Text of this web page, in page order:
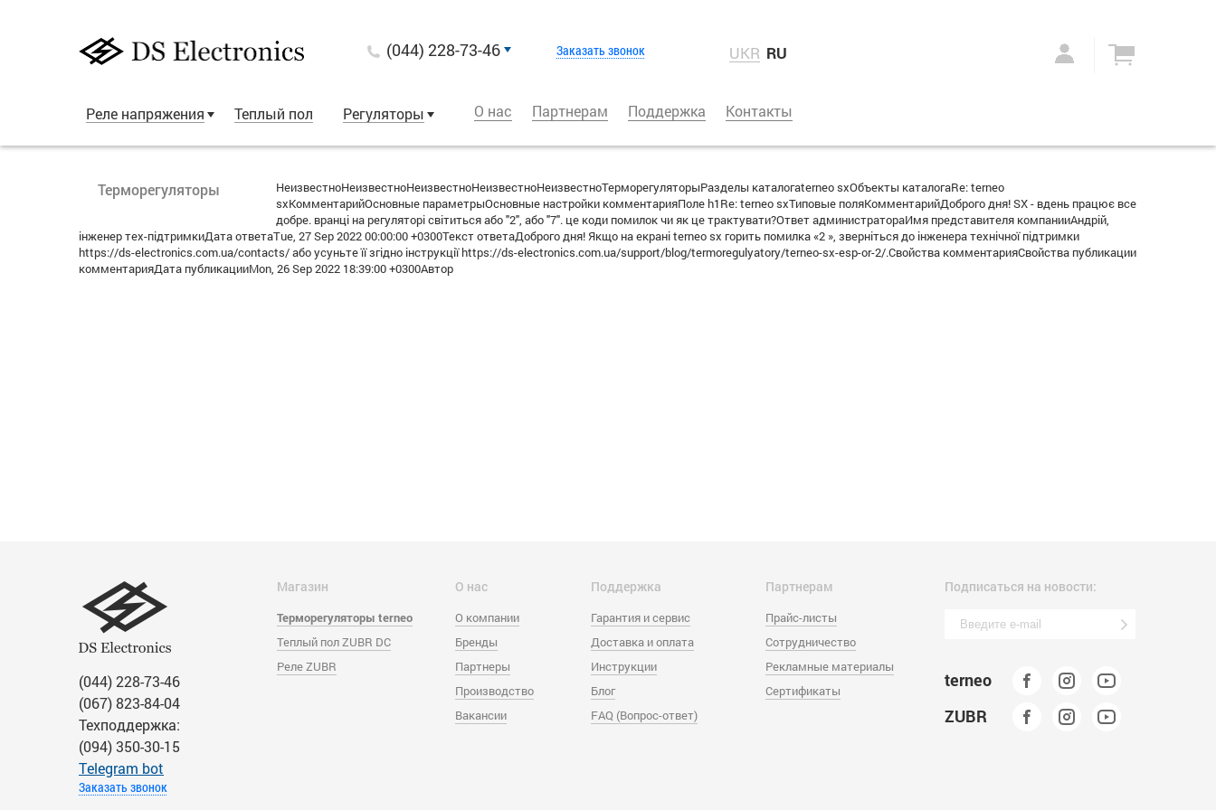
(044) 228-73-46 Заказать звонок UKR RU
Реле напряжения Теплый пол Регуляторы О нас Партнерам Поддержка Контакты
Терморегуляторы
НеизвестноНеизвестноНеизвестноНеизвестноНеизвестноТерморегуляторыРазделы каталогаterneo sxОбъекты каталогаRe: terneo
sxКомментарийОсновные параметрыОсновные настройки комментарияПоле h1Re: terneo sxТиповые поляКомментарийДоброго дня! SX - вдень працює все
добре. вранці на регуляторі світиться або "2", або "7". це коди помилок чи як це трактувати?Ответ администратораИмя представителя компанииАндрій,
інженер тех-підтримкиДата ответаTue, 27 Sep 2022 00:00:00 +0300Текст ответаДоброго дня! Якщо на екрані terneo sx горить помилка «2 », зверніться до інженера технічної підтримки
https://ds-electronics.com.ua/contacts/ або усуньте її згідно інструкції https://ds-electronics.com.ua/support/blog/termoregulyatory/terneo-sx-esp-or-2/.Свойства комментарияСвойства публикации
комментарияДата публикацииMon, 26 Sep 2022 18:39:00 +0300Автор
(044) 228-73-46
(067) 823-84-04
Техподдержка:
(094) 350-30-15
Тelegram bot
Заказать звонок
Магазин
Терморегуляторы terneo
Теплый пол ZUBR DC
Реле ZUBR
О нас
О компании
Бренды
Партнеры
Производство
Вакансии
Поддержка
Гарантия и сервис
Доставка и оплата
Инструкции
Блог
FAQ (Вопрос-ответ)
Партнерам
Прайс-листы
Сотрудничество
Рекламные материалы
Сертификаты
Подписаться на новости:
terneo
ZUBR